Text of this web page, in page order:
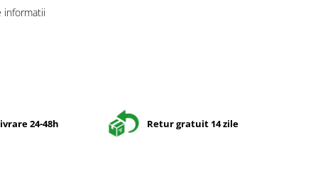
informatii
24-48h Retur gratuit 14 zile